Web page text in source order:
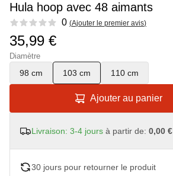
Hula hoop avec 48 aimants
Reviews 0 (Ajouter le premier avis)
35,99 €
Diamètre
98 cm 103 cm 110 cm
Ajouter au panier
Livraison: 3-4 jours à partir de: 0,00 €
30 jours pour retourner le produit